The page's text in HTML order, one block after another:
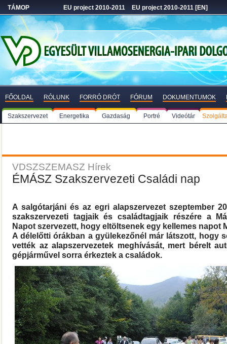
TÁMOP EU project 2010-2011 EU project 2010-2011 [EN]
FŐOLDAL RÓLUNK FORRÓ DRÓT FÓRUM DOKUMENTUMOK
Szakszervezet Energetika Gazdaság Portré Videótár
VDSZSZEMASZ Hírek
ÉMÁSZ Szakszervezeti Családi nap
A salgótarjáni és az egri alapszervezet szeptember
szakszervezeti tagjaik és családtagjaik részére a
Napot szervezett, hogy eltöltsenek egy kellemes napot
A délelőtti órákban a gyülekezőnél már látszott, hogy
vették az alapszervezetek meghívását, mert bérelt
gépjárművel sorra érkeztek a családok.